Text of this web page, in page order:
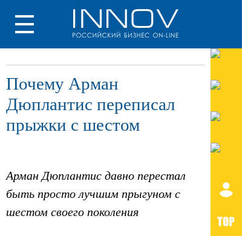
Почему Арман
Дюплантис переписал
прыжки с шестом
Арман Дюплантис давно перестал
быть просто лучшим прыгуном с
шестом своего поколения